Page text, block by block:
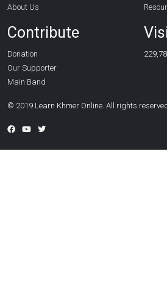
About Us
Contribute
Donation
Our Supporter
Main Band
© 2019 Learn Khmer Online. All rights